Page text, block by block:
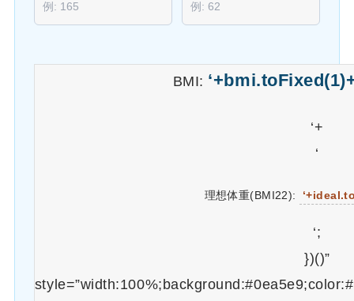
BMI:
‘+
‘
理想体重(BMI22):
‘;
})()”